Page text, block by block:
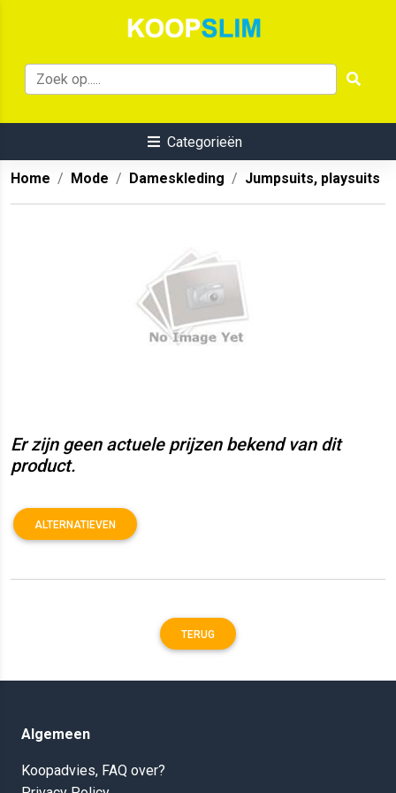
Categorieën
Home Mode Dameskleding Jumpsuits, playsuits
Er zijn geen actuele prijzen bekend van dit
product.
ALTERNATIEVEN
TERUG
Algemeen
Koopadvies, FAQ over?